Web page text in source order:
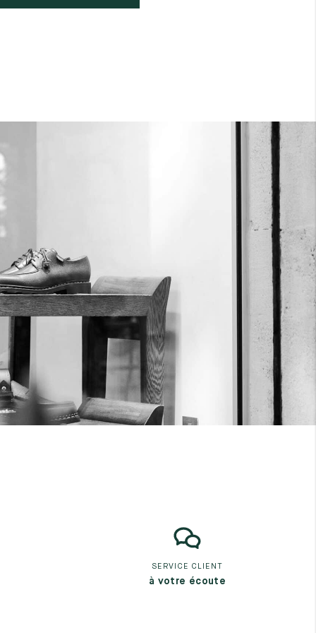
SERVICE CLIENT
à votre écoute